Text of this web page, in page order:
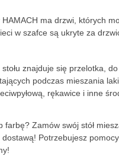
ma drzwi, których
w szafce są ukryte za
znajduje się przelotka,
podczas mieszania
rękawice i inne
Zamów swój stół
Potrzebujesz